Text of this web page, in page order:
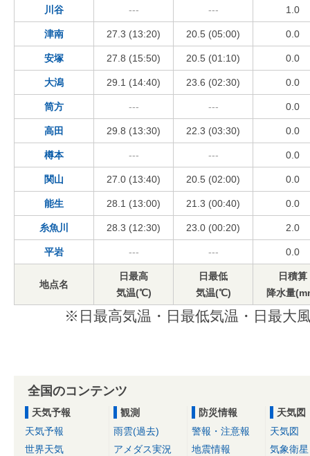
川谷 --- --- 1.0
津南 27.3 (13:20) 20.5 (05:00) 0.0
安塚 27.8 (15:50) 20.5 (01:10) 0.0
大潟 29.1 (14:40) 23.6 (02:30) 0.0
筒方 --- --- 0.0
高田 29.8 (13:30) 22.3 (03:30) 0.0
樽本 --- --- 0.0
関山 27.0 (13:40) 20.5 (02:00) 0.0
能生 28.1 (13:00) 21.3 (00:40) 0.0
糸魚川 28.3 (12:30) 23.0 (00:20) 2.0
平岩 --- --- 0.0
地点名
日最高
気温(℃)
日最低
気温(℃)
日積算
降水量
※日最高気温・日最低気温・日最大
全国のコンテンツ
天気予報
天気予報
世界天気
観測
雨雲(過去)
アメダス実況
防災情報
警報・注意報
地震情報
天気図
天気図
気象衛星